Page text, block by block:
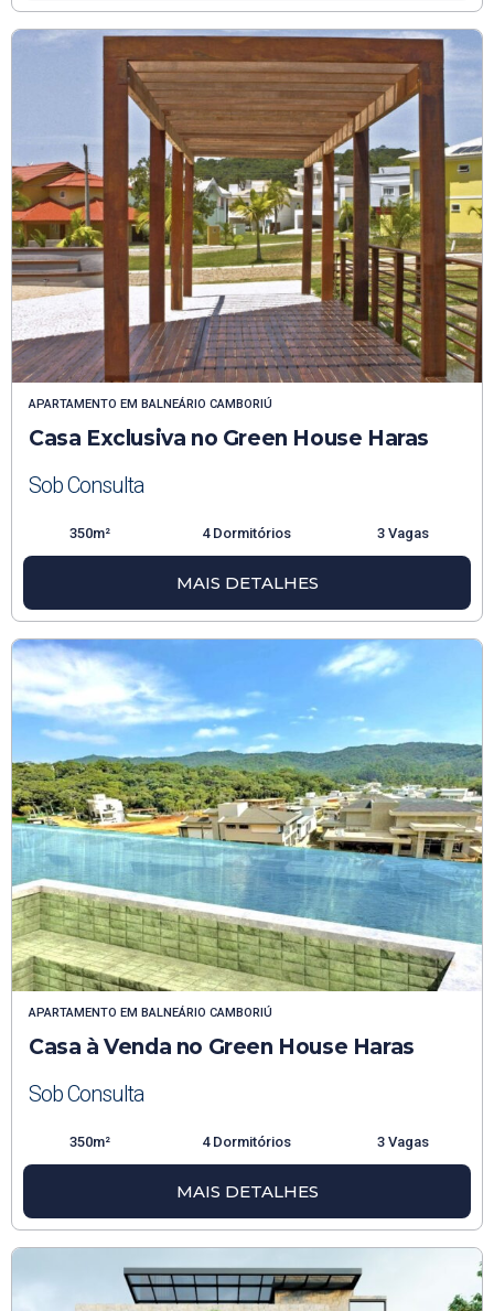
APARTAMENTO EM BALNEÁRIO CAMBORIÚ
Casa Exclusiva no Green House Haras
Sob Consulta
350m² 4 Dormitórios 3 Vagas
MAIS DETALHES
APARTAMENTO EM BALNEÁRIO CAMBORIÚ
Casa à Venda no Green House Haras
Sob Consulta
350m² 4 Dormitórios 3 Vagas
MAIS DETALHES